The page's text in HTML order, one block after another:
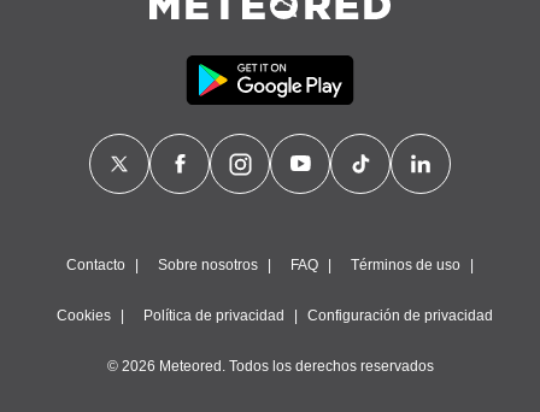
Nosotros y nuestros socios hacemos el siguiente
Almacenar la información en un dispositivo y/o acceder a
ella, uso de datos limitados para seleccionar anuncios
perfiles para seleccionar la publicidad personalizada, crear un
perfil para personalizar el contenido, uso de perfiles para la
selección de contenido personalizado, medir el rendimiento
la combinación de datos procedentes de diferentes fuentes,
con el objetivo de seleccionar el contenido.
mediante análisis de dispositivos, publicidad y contenido
Contacto Sobre nosotros FAQ Términos de uso
Cookies Política de privacidad Configuración de privacidad
© 2026 Meteored. Todos los derechos reservados